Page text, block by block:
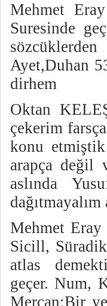
Mehmet
Suresinde
Ayet,Duhan
dirhem
Oktan
çekerim
konu
arapça değil
aslında
Mehmet
Sicill,
atlas
geçer. Num,
Mercan:Bir